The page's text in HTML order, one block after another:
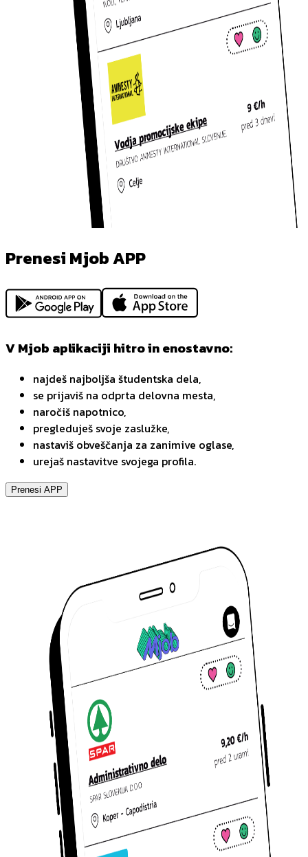
Prenesi Mjob APP
V Mjob aplikaciji hitro in enostavno:
najdeš najboljša študentska dela,
se prijaviš na odprta delovna mesta,
naročiš napotnico,
pregleduješ svoje zaslužke,
nastaviš obveščanja za zanimive oglase,
urejaš nastavitve svojega profila.
Prenesi APP